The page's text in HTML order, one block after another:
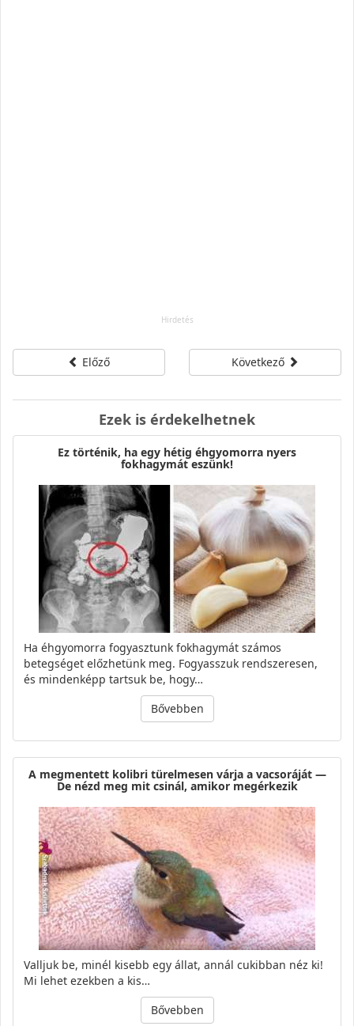
Előző Következő
Ezek is érdekelhetnek
Ez történik, ha egy hétig éhgyomorra nyers
fokhagymát eszünk!
Ha éhgyomorra fogyasztunk fokhagymát számos
betegséget előzhetünk meg. Fogyasszuk rendszeresen,
és mindenképp tartsuk be, hogy…
Bővebben
A megmentett kolibri türelmesen várja a vacsoráját —
De nézd meg mit csinál, amikor megérkezik
Valljuk be, minél kisebb egy állat, annál cukibban néz ki!
Mi lehet ezekben a kis…
Bővebben